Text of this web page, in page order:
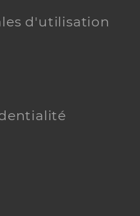
d'utilisation